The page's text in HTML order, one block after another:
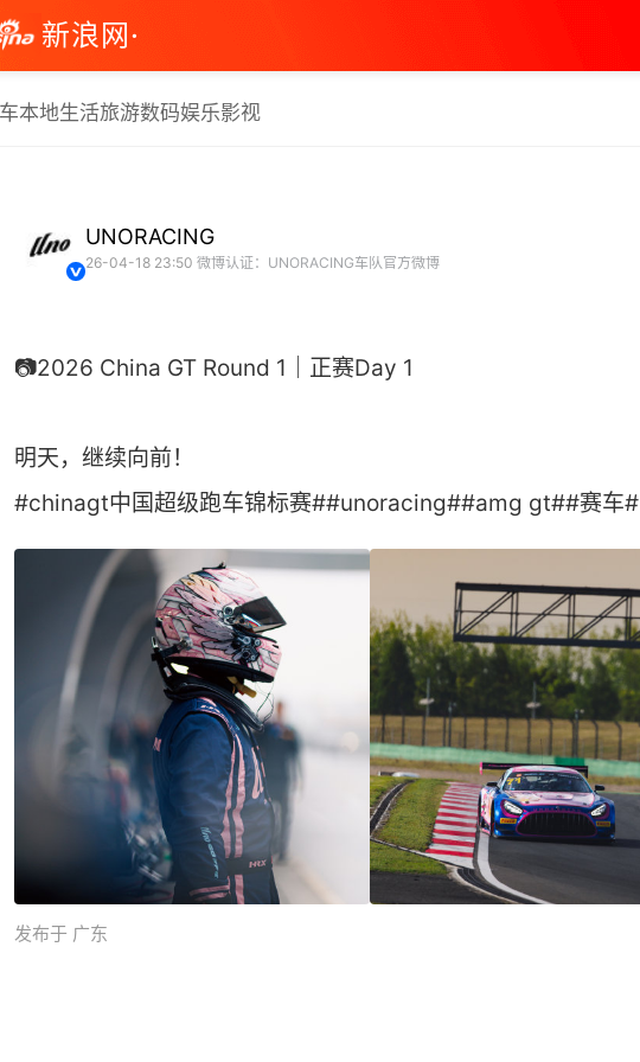
新浪网·
本地生活旅游数码娱乐影视
UNORACING
26-04-18 23:50 微博认证：UNORACING车队官方微博
📷2026 China GT Round 1｜正赛Day 1
明天，继续向前！
#chinagt中国超级跑车锦标赛##unoracing##amg gt##赛车# ​
发布于 广东